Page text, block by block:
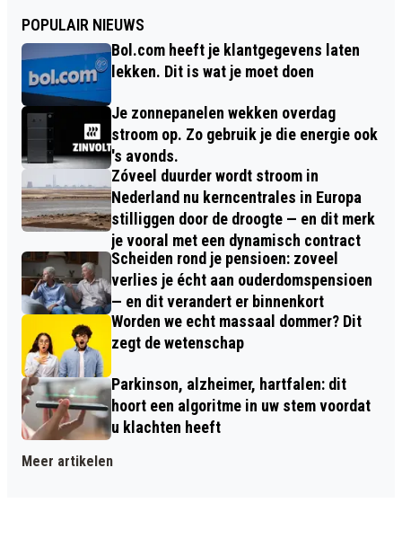
POPULAIR NIEUWS
Bol.com heeft je klantgegevens laten
lekken. Dit is wat je moet doen
Je zonnepanelen wekken overdag
stroom op. Zo gebruik je die energie ook
's avonds.
Zóveel duurder wordt stroom in
Nederland nu kerncentrales in Europa
stilliggen door de droogte — en dit merk
je vooral met een dynamisch contract
Scheiden rond je pensioen: zoveel
verlies je écht aan ouderdomspensioen
— en dit verandert er binnenkort
Worden we echt massaal dommer? Dit
zegt de wetenschap
Parkinson, alzheimer, hartfalen: dit
hoort een algoritme in uw stem voordat
u klachten heeft
Meer artikelen